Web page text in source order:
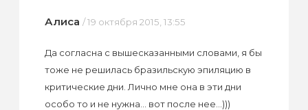
Алиса / 19 октября 2015, 13:55
Да согласна с вышесказанными словами, я бы
тоже не решилась бразильскую эпиляцию в
критические дни. Лично мне она в эти дни
особо то и не нужна... вот после нее...)))